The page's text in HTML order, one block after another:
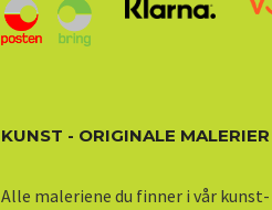
KUNST - ORIGINALE MALERIER
Alle maleriene du finner i vår kunst-